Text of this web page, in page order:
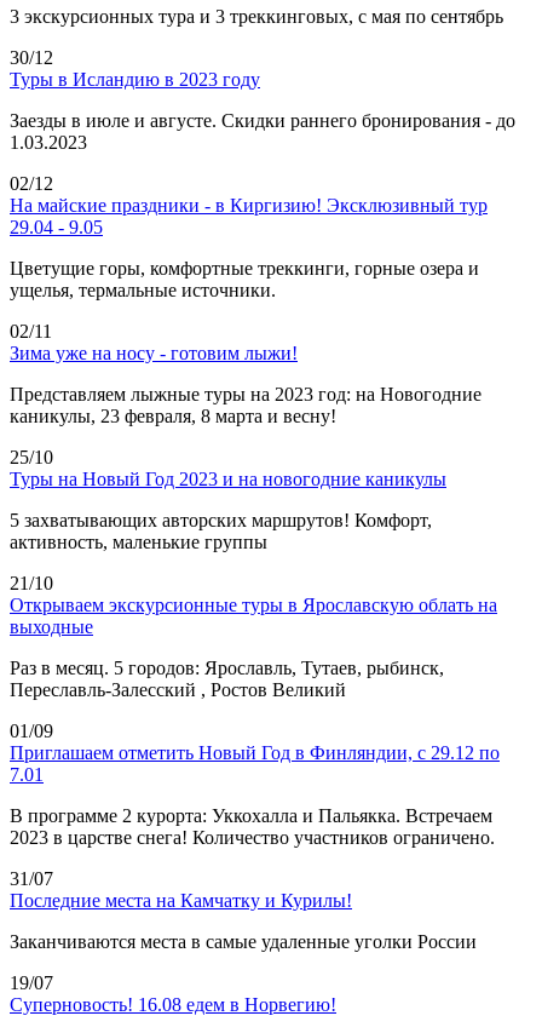
3 экскурсионных тура и 3 треккинговых, с мая по сентябрь
30/12
Туры в Исландию в 2023 году
Заезды в июле и августе. Скидки раннего бронирования - до
1.03.2023
02/12
На майские праздники - в Киргизию! Эксклюзивный тур
29.04 - 9.05
Цветущие горы, комфортные треккинги, горные озера и
ущелья, термальные источники.
02/11
Зима уже на носу - готовим лыжи!
Представляем лыжные туры на 2023 год: на Новогодние
каникулы, 23 февраля, 8 марта и весну!
25/10
Туры на Новый Год 2023 и на новогодние каникулы
5 захватывающих авторских маршрутов! Комфорт,
активность, маленькие группы
21/10
Открываем экскурсионные туры в Ярославскую облать на
выходные
Раз в месяц. 5 городов: Ярославль, Тутаев, рыбинск,
Переславль-Залесский , Ростов Великий
01/09
Приглашаем отметить Новый Год в Финляндии, с 29.12 по
7.01
В программе 2 курорта: Уккохалла и Пальякка. Встречаем
2023 в царстве снега! Количество участников ограничено.
31/07
Последние места на Камчатку и Курилы!
Заканчиваются места в самые удаленные уголки России
19/07
Суперновость! 16.08 едем в Норвегию!